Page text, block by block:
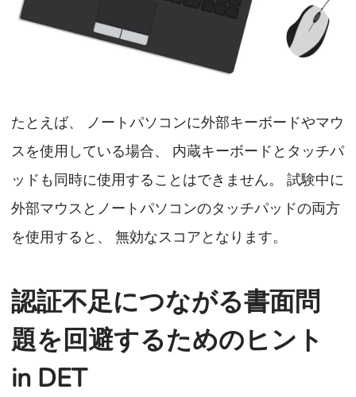
たとえば、 ノートパソコンに外部キーボードやマウ
スを使用している場合、 内蔵キーボードとタッチパ
ッドも同時に使用することはできません。 試験中に
外部マウスとノートパソコンのタッチパッドの両方
を使用すると、 無効なスコアとなります。
認証不足につながる書面問
題を回避するためのヒント
in DET